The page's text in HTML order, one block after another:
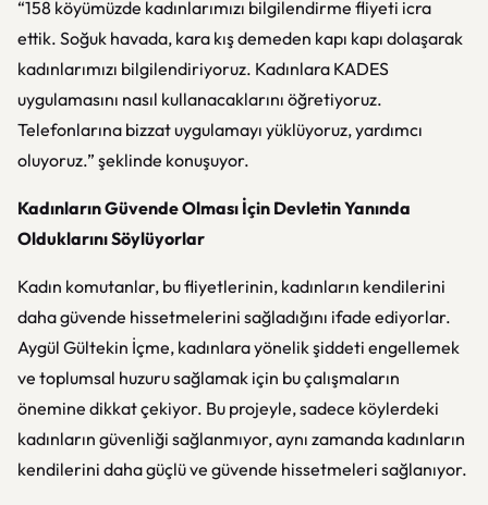
“158 köyümüzde kadınlarımızı bilgilendirme fliyeti icra
ettik. Soğuk havada, kara kış demeden kapı kapı dolaşarak
kadınlarımızı bilgilendiriyoruz. Kadınlara KADES
uygulamasını nasıl kullanacaklarını öğretiyoruz.
Telefonlarına bizzat uygulamayı yüklüyoruz, yardımcı
oluyoruz.” şeklinde konuşuyor.
Kadınların Güvende Olması İçin Devletin Yanında
Olduklarını Söylüyorlar
Kadın komutanlar, bu fliyetlerinin, kadınların kendilerini
daha güvende hissetmelerini sağladığını ifade ediyorlar.
Aygül Gültekin İçme, kadınlara yönelik şiddeti engellemek
ve toplumsal huzuru sağlamak için bu çalışmaların
önemine dikkat çekiyor. Bu projeyle, sadece köylerdeki
kadınların güvenliği sağlanmıyor, aynı zamanda kadınların
kendilerini daha güçlü ve güvende hissetmeleri sağlanıyor.